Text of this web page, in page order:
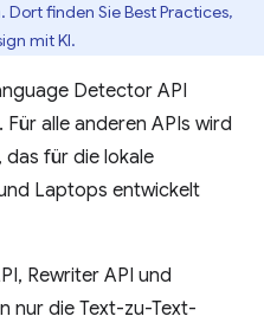
Dort finden Sie Best Practices,
mit KI.
Detector API
alle anderen APIs wird
das für die lokale
Laptops entwickelt
Rewriter API und
nur die Text-zu-Text-